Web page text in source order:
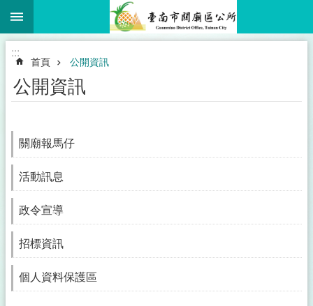
跳到主要內容區塊
:::
首頁 公開資訊
公開資訊
關廟報馬仔
活動訊息
政令宣導
招標資訊
個人資料保護區